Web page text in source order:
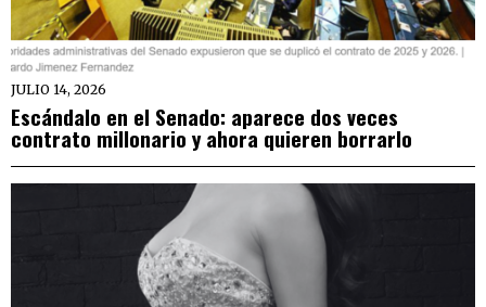
JULIO 14, 2026
Escándalo en el Senado: aparece dos veces
contrato millonario y ahora quieren borrarlo